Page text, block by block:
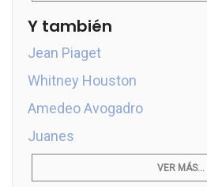
Y también
Jean Piaget
Whitney Houston
Amedeo Avogadro
Juanes
VER MÁS...